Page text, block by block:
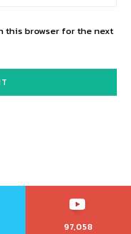
this browser for the next
97,058